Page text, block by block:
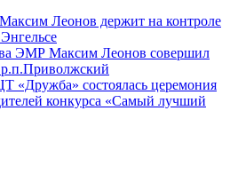
Максим Леонов держит на контроле
ЭМР Максим Леонов совершил
р.п.Приволжский
«Дружба» состоялась церемония
конкурса «Самый лучший